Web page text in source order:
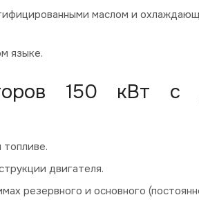
маслом и
языке.
150 кВт с
двигателя.
резервного и основного